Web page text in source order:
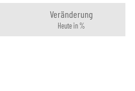
Veränderung
Heute in %